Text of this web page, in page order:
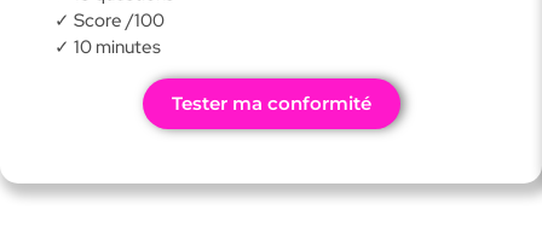
✓ Score /100
✓ 10 minutes
Tester ma conformité